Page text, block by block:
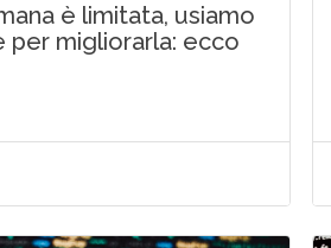
è limitata, usiamo
per migliorarla: ecco